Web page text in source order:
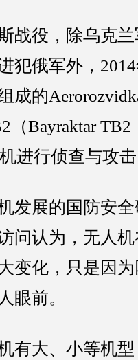
战役，除乌克
犯俄军外，
成的
（Bayraktar
进行侦查与攻
发展的国防安
问认为，无人
变化，只是因
眼前。
有大、小等机